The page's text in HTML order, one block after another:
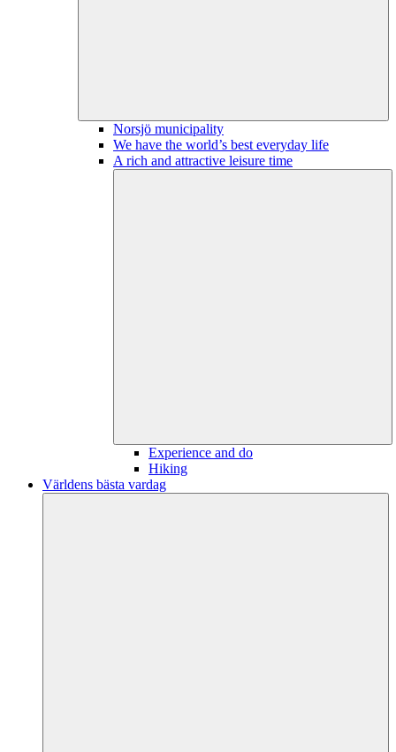
Norsjö municipality
We have the world’s best everyday life
A rich and attractive leisure time
Experience and do
Hiking
Världens bästa vardag